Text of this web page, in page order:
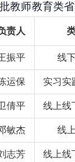
教师教育类
责人
振平 线
运保 实习实
倩平 线上线
敏杰 线
志芳 线上线